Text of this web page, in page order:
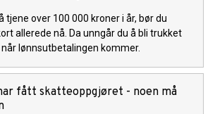
tjene over 100 000 kroner i år, bør du
allerede nå. Da unngår du å bli trukket
lønnsutbetalingen kommer.
fått skatteoppgjøret - noen må